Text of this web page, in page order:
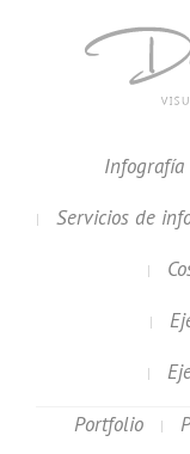
Infografía
Servicios de
Portfolio